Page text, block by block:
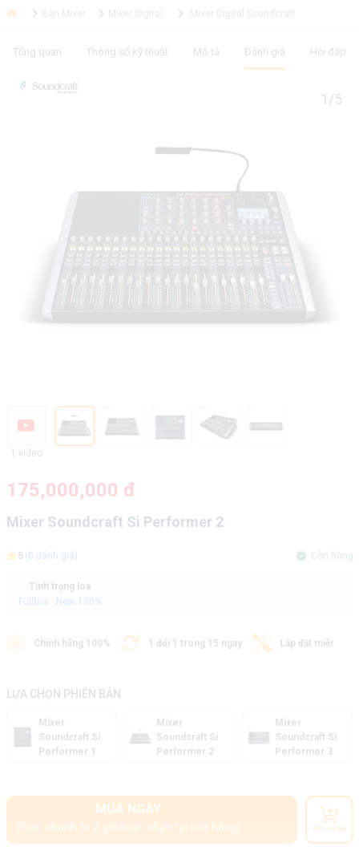
Tổng quan Thông số kỹ thuật Mô tả Đánh giá Hỏi đáp
1/5
1 video
175,000,000 đ
Mixer Soundcraft Si Performer 2
5 (0 đánh giá) Còn hàng
Tình trạng loa
Fullbox - New 100%
Chính hãng 100% 1 đổi 1 trong 15 ngày Lắp đặt miễn phí
LỰA CHỌN PHIÊN BẢN
Mixer
Soundcraft Si
Performer 1
Mixer
Soundcraft Si
Performer 2
Mixer
Soundcraft Si
Performer 3
MUA NGAY
(Giao nhanh từ 2 giờ hoặc nhận tại cửa hàng) Thêm vào giỏ